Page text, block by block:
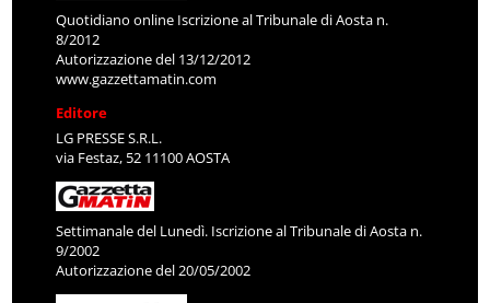
Quotidiano online Iscrizione al Tribunale di Aosta n.
8/2012
Autorizzazione del 13/12/2012
www.gazzettamatin.com
Editore
LG PRESSE S.R.L.
via Festaz, 52 11100 AOSTA
Settimanale del Lunedì. Iscrizione al Tribunale di Aosta n.
9/2002
Autorizzazione del 20/05/2002